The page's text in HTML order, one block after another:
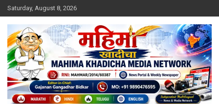
Skip
to
content
Saturday, August 8, 2026